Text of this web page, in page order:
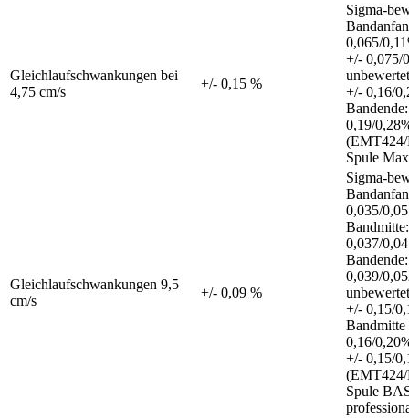
Gleichlaufschwankungen bei
4,75 cm/s
+/- 0,15 %
Sigma-
0,065/
+/- 0,075/
+/- 0,16/
0,19/
Spule
Gleichlaufschwankungen 9,5
cm/s
+/- 0,09 %
Sigma-
0,035/
0,037/
0,039/
+/- 0,15/
Bandmitte
0,16/
+/- 0,15/
Spule